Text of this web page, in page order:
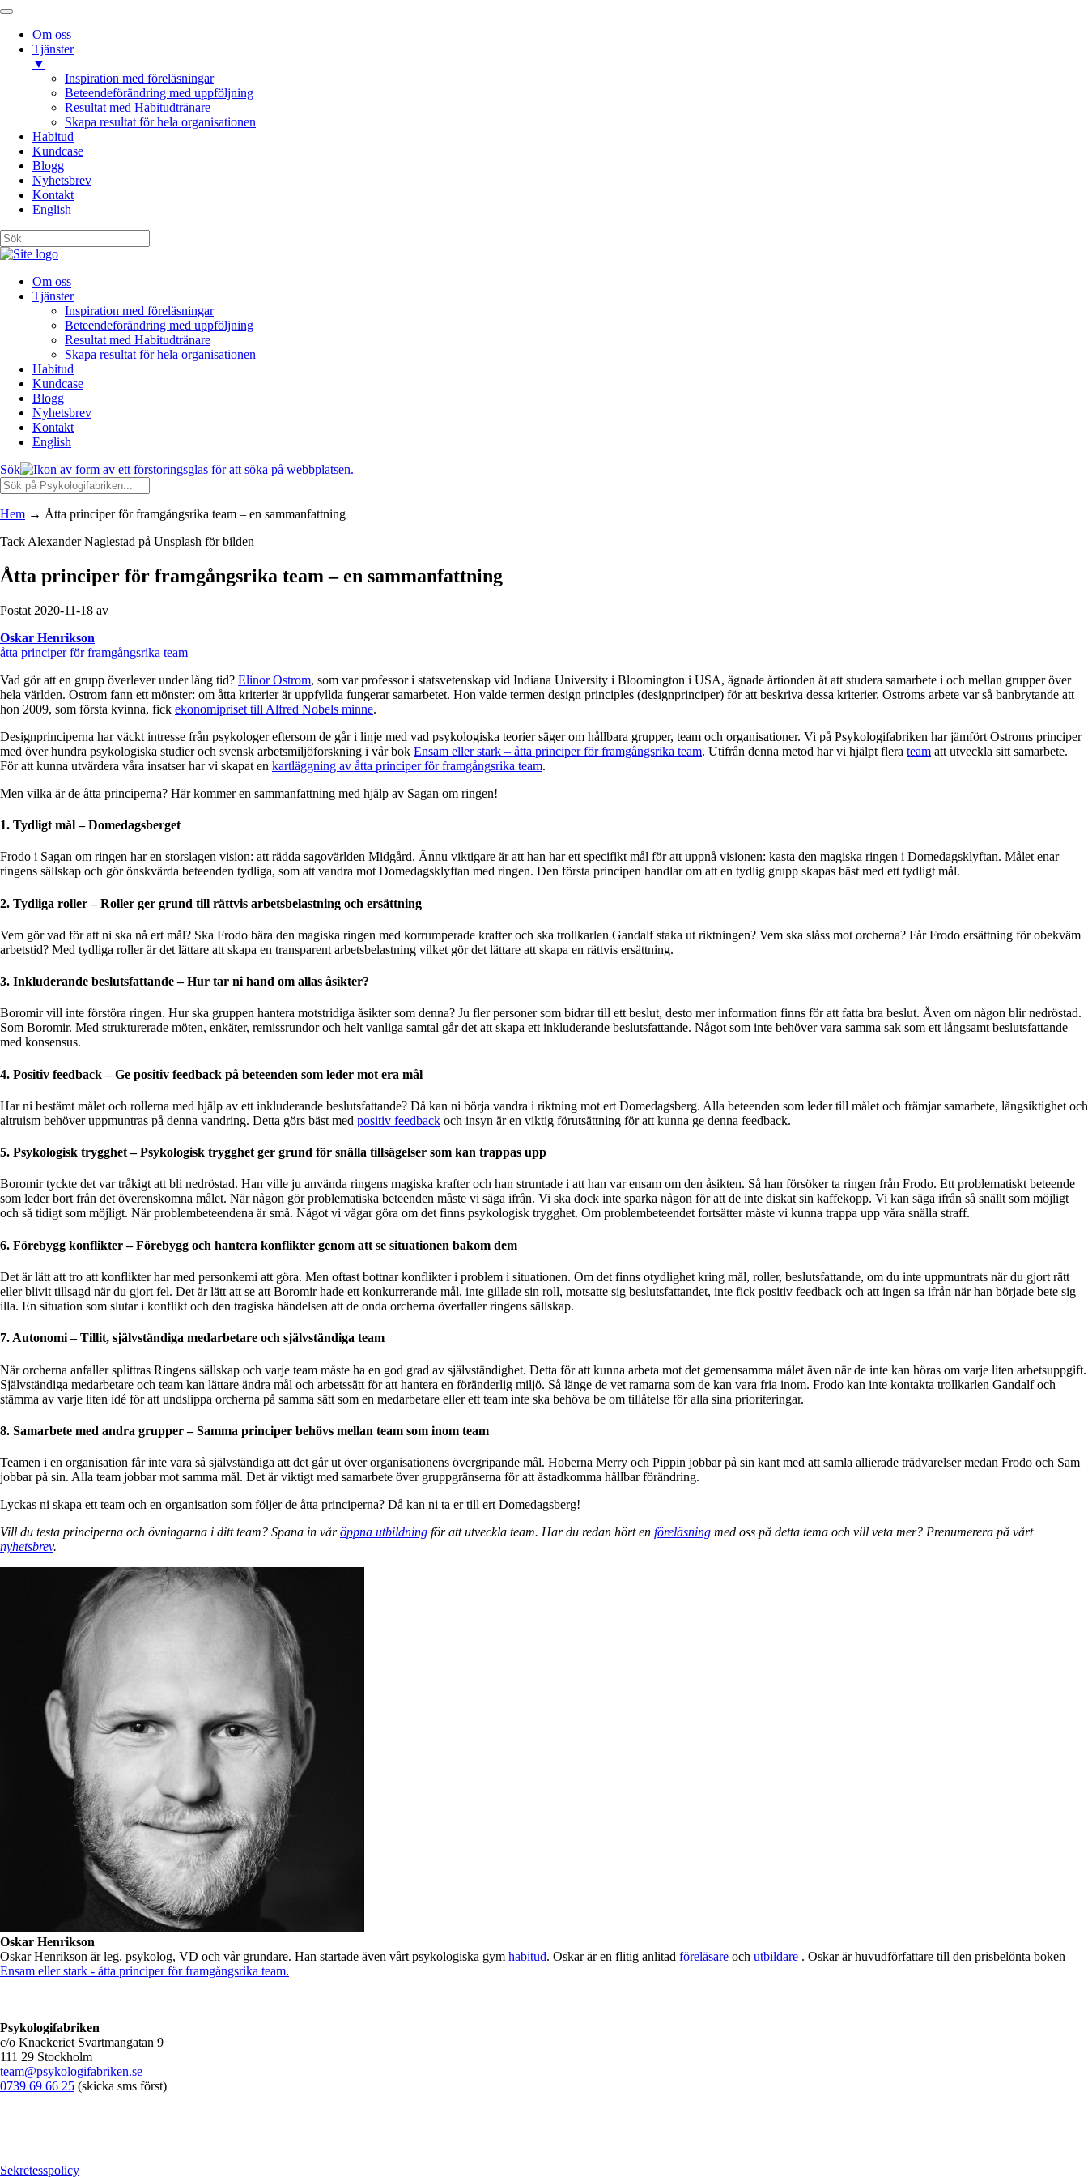
Om oss
Tjänster
▼
Inspiration med föreläsningar
Beteendeförändring med uppföljning
Resultat med Habitudtränare
Skapa resultat för hela organisationen
Habitud
Kundcase
Blogg
Nyhetsbrev
Kontakt
English
Om oss
Tjänster
Inspiration med föreläsningar
Beteendeförändring med uppföljning
Resultat med Habitudtränare
Skapa resultat för hela organisationen
Habitud
Kundcase
Blogg
Nyhetsbrev
Kontakt
English
Sök
Hem → Åtta principer för framgångsrika team – en sammanfattning
Tack Alexander Naglestad på Unsplash för bilden
Åtta principer för framgångsrika team – en sammanfattning
Postat 2020-11-18 av
Oskar Henrikson
åtta principer för framgångsrika team
Vad gör att en grupp överlever under lång tid? Elinor Ostrom, som var professor i statsvetenskap vid Indiana University i Bloomington i USA, ägnade årtionden åt att studera samarbete i och mellan grupper över
hela världen. Ostrom fann ett mönster: om åtta kriterier är uppfyllda fungerar samarbetet. Hon valde termen design principles (designprinciper) för att beskriva dessa kriterier. Ostroms arbete var så banbrytande att
hon 2009, som första kvinna, fick ekonomipriset till Alfred Nobels minne.
Designprinciperna har väckt intresse från psykologer eftersom de går i linje med vad psykologiska teorier säger om hållbara grupper, team och organisationer. Vi på Psykologifabriken har jämfört Ostroms principer
med över hundra psykologiska studier och svensk arbetsmiljöforskning i vår bok Ensam eller stark – åtta principer för framgångsrika team. Utifrån denna metod har vi hjälpt flera team att utveckla sitt samarbete.
För att kunna utvärdera våra insatser har vi skapat en kartläggning av åtta principer för framgångsrika team.
Men vilka är de åtta principerna? Här kommer en sammanfattning med hjälp av Sagan om ringen!
1. Tydligt mål – Domedagsberget
Frodo i Sagan om ringen har en storslagen vision: att rädda sagovärlden Midgård. Ännu viktigare är att han har ett specifikt mål för att uppnå visionen: kasta den magiska ringen i Domedagsklyftan. Målet enar
ringens sällskap och gör önskvärda beteenden tydliga, som att vandra mot Domedagsklyftan med ringen. Den första principen handlar om att en tydlig grupp skapas bäst med ett tydligt mål.
2. Tydliga roller – Roller ger grund till rättvis arbetsbelastning och ersättning
Vem gör vad för att ni ska nå ert mål? Ska Frodo bära den magiska ringen med korrumperade krafter och ska trollkarlen Gandalf staka ut riktningen? Vem ska slåss mot orcherna? Får Frodo ersättning för obekväm
arbetstid? Med tydliga roller är det lättare att skapa en transparent arbetsbelastning vilket gör det lättare att skapa en rättvis ersättning.
3. Inkluderande beslutsfattande – Hur tar ni hand om allas åsikter?
Boromir vill inte förstöra ringen. Hur ska gruppen hantera motstridiga åsikter som denna? Ju fler personer som bidrar till ett beslut, desto mer information finns för att fatta bra beslut. Även om någon blir nedröstad.
Som Boromir. Med strukturerade möten, enkäter, remissrundor och helt vanliga samtal går det att skapa ett inkluderande beslutsfattande. Något som inte behöver vara samma sak som ett långsamt beslutsfattande
med konsensus.
4. Positiv feedback – Ge positiv feedback på beteenden som leder mot era mål
Har ni bestämt målet och rollerna med hjälp av ett inkluderande beslutsfattande? Då kan ni börja vandra i riktning mot ert Domedagsberg. Alla beteenden som leder till målet och främjar samarbete, långsiktighet och
altruism behöver uppmuntras på denna vandring. Detta görs bäst med positiv feedback och insyn är en viktig förutsättning för att kunna ge denna feedback.
5. Psykologisk trygghet – Psykologisk trygghet ger grund för snälla tillsägelser som kan trappas upp
Boromir tyckte det var tråkigt att bli nedröstad. Han ville ju använda ringens magiska krafteroch han struntade i att han var ensam om den åsikten. Så han försöker ta ringen från Frodo. Ett problematiskt beteende
som leder bort från det överenskomna målet. När någon gör problematiska beteenden måste vi säga ifrån. Vi ska dock inte sparka någon för att de inte diskat sin kaffekopp. Vi kan säga ifrån så snällt som möjligt
och så tidigt som möjligt. När problembeteendena är små. Något vi vågar göra om det finns psykologisk trygghet. Om problembeteendet fortsätter måste vi kunna trappa upp våra snälla straff.
6. Förebygg konflikter – Förebygg och hantera konflikter genom att se situationen bakom dem
Det är lätt att tro att konflikter har med personkemi att göra. Men oftast bottnar konflikter i problem i situationen. Om det finns otydlighet kring mål, roller, beslutsfattande, om du inte uppmuntrats när du gjort rätt
eller blivit tillsagd när du gjort fel. Det är lätt att se att Boromir hade ett konkurrerande mål, inte gillade sin roll, motsatte sig beslutsfattandet, inte fick positiv feedback och att ingen sa ifrån när han började bete sig
illa. En situation som slutar i konflikt och den tragiska händelsen att de onda orcherna överfaller ringens sällskap.
7. Autonomi – Tillit, självständiga medarbetare och självständiga team
När orcherna anfaller splittras Ringens sällskap och varje team måste ha en god grad av självständighet. Detta för att kunna arbeta mot det gemensamma målet även när de inte kan höras om varje liten arbetsuppgift.
Självständiga medarbetare och team kan lättare ändra mål och arbetssätt för att hantera en föränderlig miljö. Så länge de vet ramarna som de kan vara fria inom. Frodo kan inte kontakta trollkarlen Gandalf och
stämma av varje liten idé för att undslippa orcherna på samma sätt som en medarbetare eller ett team inte ska behöva be om tillåtelse för alla sina prioriteringar.
8. Samarbete med andra grupper – Samma principer behövs mellan team som inom team
Teamen i en organisation får inte vara så självständiga att det går ut över organisationens övergripande mål. Hoberna Merry och Pippin jobbar på sin kant med att samla allierade trädvarelser medan Frodo och Sam
jobbar på sin. Alla team jobbar mot samma mål. Det är viktigt med samarbete över gruppgränserna för att åstadkomma hållbar förändring.
Lyckas ni skapa ett team och en organisation som följer de åtta principerna? Då kan ni ta er till ert Domedagsberg!
Vill du testa principerna och övningarna i ditt team? Spana in våröppna utbildning för att utveckla team. Har du redan hört en föreläsning med oss på detta tema och vill veta mer? Prenumerera på vårt
nyhetsbrev.
Oskar Henrikson
Oskar Henrikson är leg. psykolog, VD och vår grundare. Han startade även vårt psykologiska gym habitud. Oskar är en flitig anlitad föreläsare och utbildare . Oskar är huvudförfattare till den prisbelönta boken
Ensam eller stark - åtta principer för framgångsrika team.
Psykologifabriken
c/o Knackeriet Svartmangatan 9
111 29 Stockholm
team@psykologifabriken.se
0739 69 66 25 (skicka sms först)
Sekretesspolicy